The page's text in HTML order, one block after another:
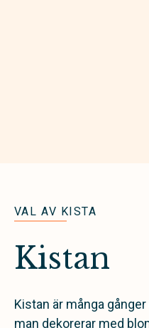
VAL AV KISTA
Kistan
Kistan är många
man dekorerar med